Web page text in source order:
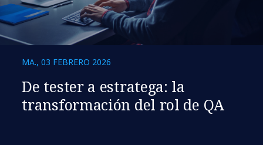
MA., 03 FEBRERO 2026
De tester a estratega: la
transformación del rol de QA